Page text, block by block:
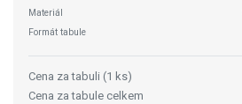
Materiál
Formát tabule
Cena za tabuli (1 ks)
Cena za tabule celkem